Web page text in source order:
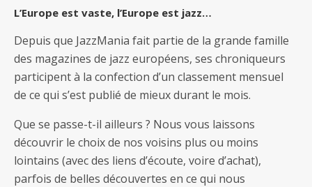
L’Europe est vaste, l’Europe est jazz…
Depuis que JazzMania fait partie de la grande famille
des magazines de jazz européens, ses chroniqueurs
participent à la confection d’un classement mensuel
de ce qui s’est publié de mieux durant le mois.
Que se passe-t-il ailleurs ? Nous vous laissons
découvrir le choix de nos voisins plus ou moins
lointains (avec des liens d’écoute, voire d’achat),
parfois de belles découvertes en ce qui nous